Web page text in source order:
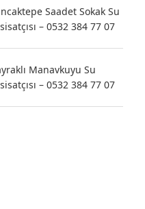
Saadet Sokak Su
– 0532 384 77 07
Manavkuyu Su
– 0532 384 77 07